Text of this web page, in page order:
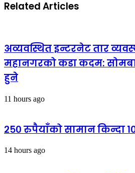
Related Articles
अव्यवस्थित इन्टरनेट तार
महानगरको कडा कदम:
हुने
11 hours ago
२५० रुपैयाँको सामान किन्दा
14 hours ago